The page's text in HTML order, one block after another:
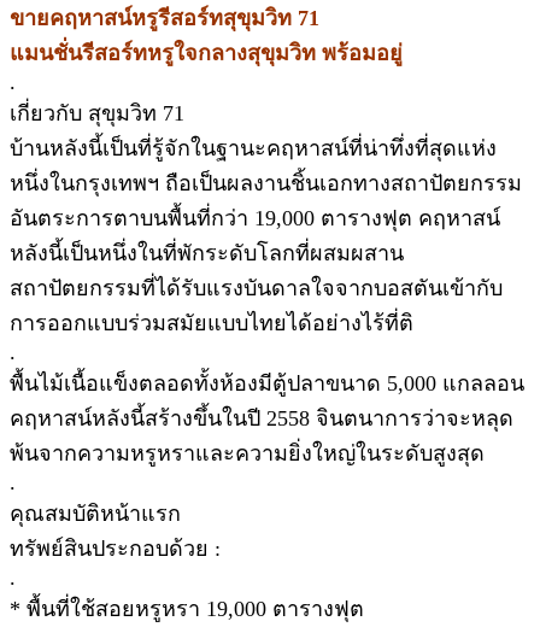
ขายคฤหาสน์หรูรีสอร์ทสุขุมวิท 71
แมนชั่นรีสอร์ทหรูใจกลางสุขุมวิท พร้อมอยู่
.
เกี่ยวกับ สุขุมวิท 71
บ้านหลังนี้เป็นที่รู้จักในฐานะคฤหาสน์ที่น่าทึ่งที่สุดแห่ง
หนึ่งในกรุงเทพฯ ถือเป็นผลงานชิ้นเอกทางสถาปัตยกรรม
อันตระการตาบนพื้นที่กว่า 19,000 ตารางฟุต คฤหาสน์
หลังนี้เป็นหนึ่งในที่พักระดับโลกที่ผสมผสาน
สถาปัตยกรรมที่ได้รับแรงบันดาลใจจากบอสตันเข้ากับ
การออกแบบร่วมสมัยแบบไทยได้อย่างไร้ที่ติ
.
พื้นไม้เนื้อแข็งตลอดทั้งห้องมีตู้ปลาขนาด 5,000 แกลลอน
คฤหาสน์หลังนี้สร้างขึ้นในปี 2558 จินตนาการว่าจะหลุด
พ้นจากความหรูหราและความยิ่งใหญ่ในระดับสูงสุด
.
คุณสมบัติหน้าแรก
ทรัพย์สินประกอบด้วย :
.
* พื้นที่ใช้สอยหรูหรา 19,000 ตารางฟุต